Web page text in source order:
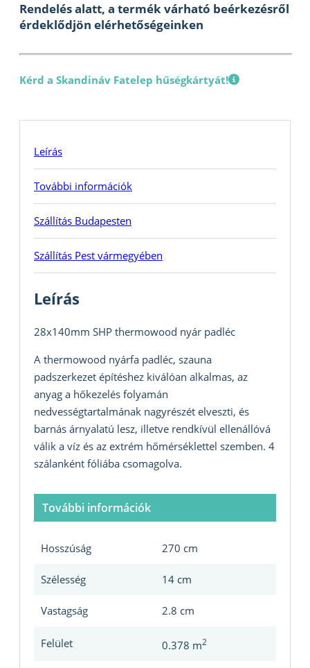
Rendelés alatt, a termék várható beérkezésről
érdeklődjön elérhetőségeinken
Kérd a Skandináv Fatelep hűségkártyát!
Leírás
További információk
Szállítás Budapesten
Szállítás Pest vármegyében
Leírás
28x140mm SHP thermowood nyár padléc
A thermowood nyárfa padléc, szauna
padszerkezet építéshez kiválóan alkalmas, az
anyag a hőkezelés folyamán
nedvességtartalmának nagyrészét elveszti, és
barnás árnyalatú lesz, illetve rendkívül ellenállóvá
válik a víz és az extrém hőmérséklettel szemben. 4
szálanként fóliába csomagolva.
További információk
Hosszúság 270 cm
Szélesség 14 cm
Vastagság 2.8 cm
Felület 0.378 m2